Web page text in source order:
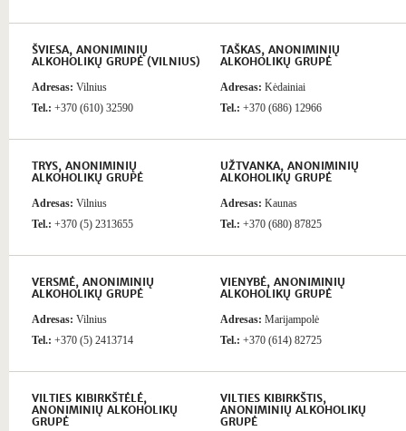
ŠVIESA, ANONIMINIŲ
ALKOHOLIKŲ GRUPĖ (VILNIUS)
Adresas: Vilnius
Tel.: +370 (610) 32590
TAŠKAS, ANONIMINIŲ
ALKOHOLIKŲ GRUPĖ
Adresas: Kėdainiai
Tel.: +370 (686) 12966
TRYS, ANONIMINIŲ
ALKOHOLIKŲ GRUPĖ
Adresas: Vilnius
Tel.: +370 (5) 2313655
UŽTVANKA, ANONIMINIŲ
ALKOHOLIKŲ GRUPĖ
Adresas: Kaunas
Tel.: +370 (680) 87825
VERSMĖ, ANONIMINIŲ
ALKOHOLIKŲ GRUPĖ
Adresas: Vilnius
Tel.: +370 (5) 2413714
VIENYBĖ, ANONIMINIŲ
ALKOHOLIKŲ GRUPĖ
Adresas: Marijampolė
Tel.: +370 (614) 82725
VILTIES KIBIRKŠTĖLĖ,
ANONIMINIŲ ALKOHOLIKŲ
GRUPĖ
VILTIES KIBIRKŠTIS,
ANONIMINIŲ ALKOHOLIKŲ
GRUPĖ